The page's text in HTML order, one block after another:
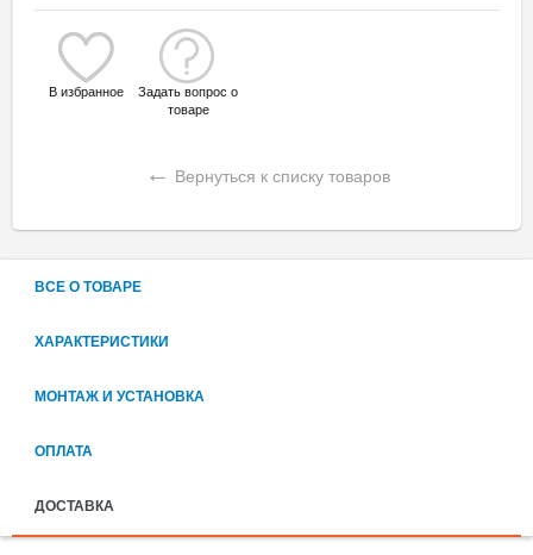
В избранное
Задать вопрос о
товаре
← Вернуться к списку товаров
ВСЕ О ТОВАРЕ
ХАРАКТЕРИСТИКИ
МОНТАЖ И УСТАНОВКА
ОПЛАТА
ДОСТАВКА